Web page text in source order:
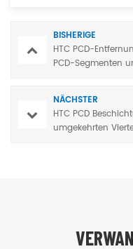
BISHERIGE
HTC PCD-
PCD-Segmenten
NÄCHSTER
HTC PCD
umgekehrten